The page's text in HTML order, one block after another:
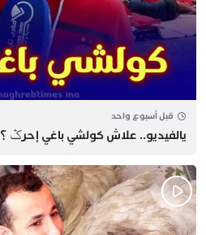
قبل أسبوع واحد
يالفيديو.. علاش كولشي باغي إحرݣ ؟